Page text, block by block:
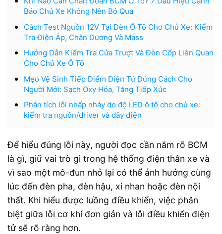
Báo Chủ Xe Không Nên Bỏ Qua
Cách Test Nguồn 12V Tại Đèn Ô Tô Cho Chủ Xe: Kiểm
Tra Điện Áp, Chân Dương Và Mass
Hướng Dẫn Kiểm Tra Cửa Trượt Và Đèn Cốp Liên Quan
Cho Chủ Xe Ô Tô
Mẹo Vệ Sinh Tiếp Điểm Điện Tử Đúng Cách Cho
Người Mới: Sạch Oxy Hóa, Tăng Tiếp Xúc
Phân tích lỗi nhấp nháy do độ LED ô tô cho chủ xe:
kiểm tra nguồn/driver và dây điện
Để hiểu đúng lỗi này, người đọc cần nắm rõ BCM
là gì, giữ vai trò gì trong hệ thống điện thân xe và
vì sao một mô-đun nhỏ lại có thể ảnh hưởng cùng
lúc đến đèn pha, đèn hậu, xi nhan hoặc đèn nội
thất. Khi hiểu được luồng điều khiển, việc phân
biệt giữa lỗi cơ khí đơn giản và lỗi điều khiển điện
tử sẽ rõ ràng hơn.